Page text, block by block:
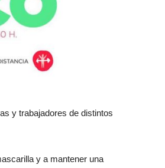
y trabajadores de distintos
y a mantener una